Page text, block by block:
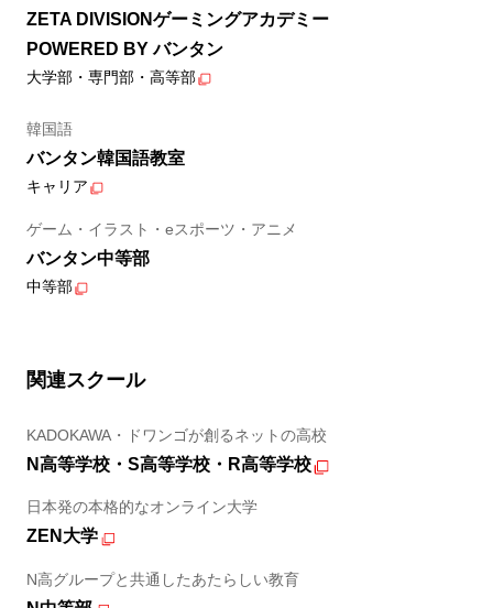
ZETA DIVISIONゲーミングアカデミー
POWERED BY バンタン
大学部・専門部・高等部
韓国語
バンタン韓国語教室
キャリア
ゲーム・イラスト・eスポーツ・アニメ
バンタン中等部
中等部
関連スクール
KADOKAWA・ドワンゴが創るネットの高校
N高等学校・S高等学校・R高等学校
日本発の本格的なオンライン大学
ZEN大学
N高グループと共通したあたらしい教育